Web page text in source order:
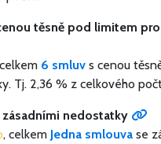
těsně pod limitem
6 smluv s cenou
Tj. 2,36 % z celkového
nedostatky
, celkem Jedna smlouva se